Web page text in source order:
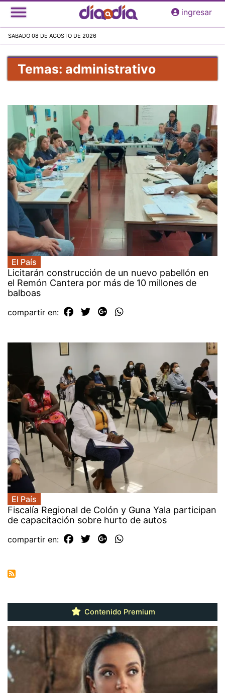
Pasar
al
principal
ingresar
SABADO 08 DE AGOSTO DE 2026
Temas: administrativo
El País
Licitarán construcción de un nuevo pabellón en
el Remón Cantera por más de 10 millones de
balboas
compartir en:
El País
Fiscalía Regional de Colón y Guna Yala participan
de capacitación sobre hurto de autos
compartir en:
Contenido Premium